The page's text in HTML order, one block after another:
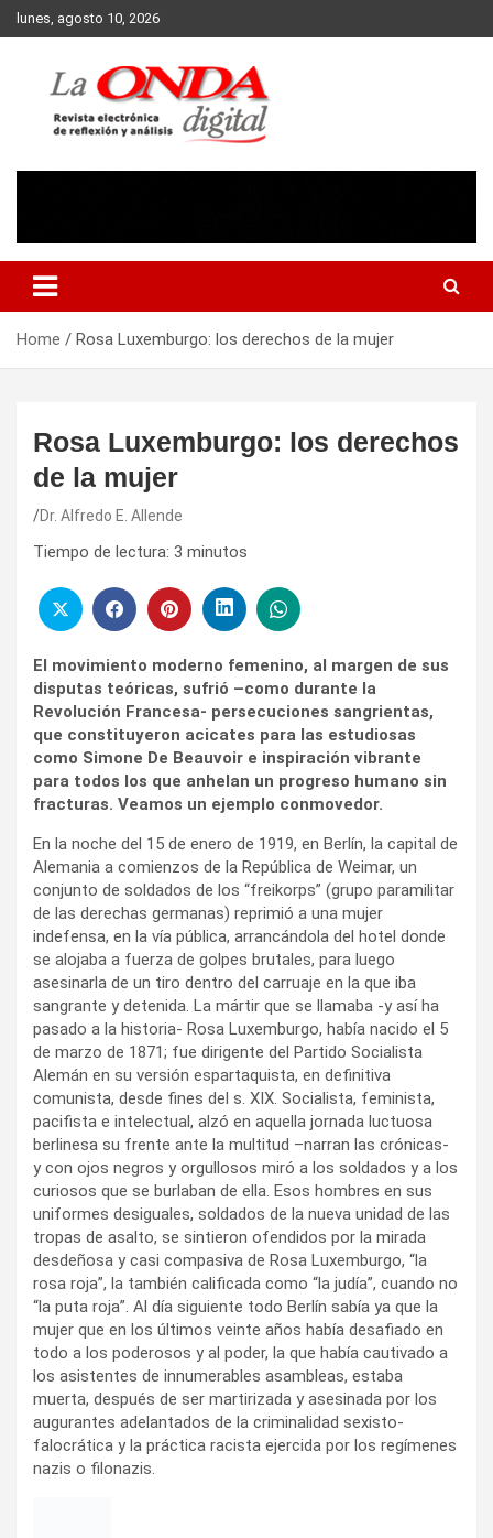
Skip
to
lunes, agosto 10, 2026
Home Rosa Luxemburgo: los derechos de la mujer
Rosa Luxemburgo: los derechos
de la mujer
Dr. Alfredo E. Allende
Tiempo de lectura: 3 minutos
El movimiento moderno femenino, al margen de sus
disputas teóricas, sufrió –como durante la
Revolución Francesa- persecuciones sangrientas,
que constituyeron acicates para las estudiosas
como Simone De Beauvoir e inspiración vibrante
para todos los que anhelan un progreso humano sin
fracturas. Veamos un ejemplo conmovedor.
En la noche del 15 de enero de 1919, en Berlín, la capital de
Alemania a comienzos de la República de Weimar, un
conjunto de soldados de los “freikorps” (grupo paramilitar
de las derechas germanas) reprimió a una mujer
indefensa, en la vía pública, arrancándola del hotel donde
se alojaba a fuerza de golpes brutales, para luego
asesinarla de un tiro dentro del carruaje en la que iba
sangrante y detenida. La mártir que se llamaba -y así ha
pasado a la historia- Rosa Luxemburgo, había nacido el 5
de marzo de 1871; fue dirigente del Partido Socialista
Alemán en su versión espartaquista, en definitiva
comunista, desde fines del s. XIX. Socialista, feminista,
pacifista e intelectual, alzó en aquella jornada luctuosa
berlinesa su frente ante la multitud –narran las crónicas-
y con ojos negros y orgullosos miró a los soldados y a los
curiosos que se burlaban de ella. Esos hombres en sus
uniformes desiguales, soldados de la nueva unidad de las
tropas de asalto, se sintieron ofendidos por la mirada
desdeñosa y casi compasiva de Rosa Luxemburgo, “la
rosa roja”, la también calificada como “la judía”, cuando no
“la puta roja”. Al día siguiente todo Berlín sabía ya que la
mujer que en los últimos veinte años había desafiado en
todo a los poderosos y al poder, la que había cautivado a
los asistentes de innumerables asambleas, estaba
muerta, después de ser martirizada y asesinada por los
augurantes adelantados de la criminalidad sexisto-
falocrática y la práctica racista ejercida por los regímenes
nazis o filonazis.